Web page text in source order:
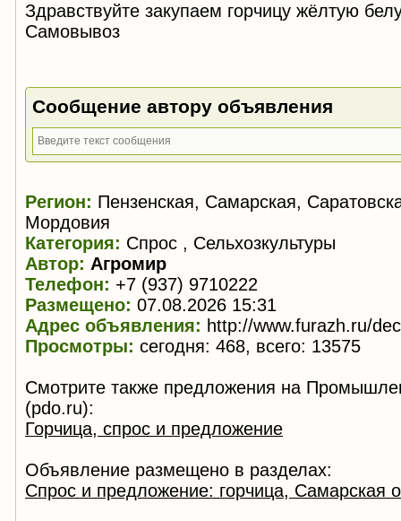
Здравствуйте закупаем горчицу жёлтую
Самовывоз
Сообщение автору объявления
Регион: Пензенская, Самарская,
Мордовия
Категория: Спрос , Сельхозкультуры
Автор: Агромир
Телефон: +7 (937) 9710222
Размещено: 07.08.2026 15:31
Адрес объявления: http://www.furazh.ru/
Просмотры: сегодня: 468, всего: 13575
Смотрите также предложения на
(pdo.ru):
Горчица, спрос и предложение
Объявление размещено в разделах:
Спрос и предложение: горчица, Самарская